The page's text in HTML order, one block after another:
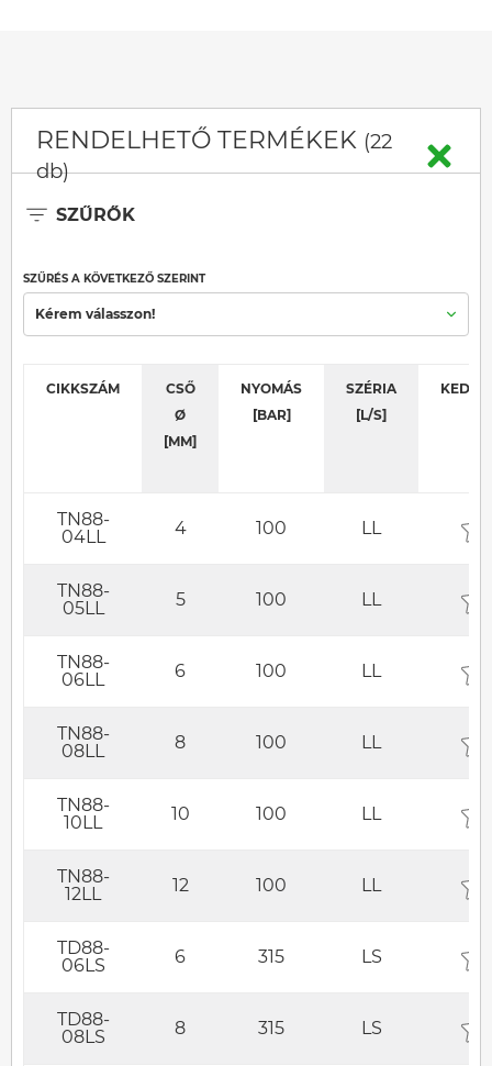
RENDELHETŐ TERMÉKEK (22
db)
SZŰRŐK
SZŰRÉS A KÖVETKEZŐ SZERINT
Kérem válasszon!
CIKKSZÁM
CSŐ
Ø
[MM]
NYOMÁS
[BAR]
SZÉRIA
[L/S]
TN88-
04LL
4 100 LL
TN88-
05LL
5 100 LL
TN88-
06LL
6 100 LL
TN88-
08LL
8 100 LL
TN88-
10LL
10 100 LL
TN88-
12LL
12 100 LL
TD88-
06LS
6 315 LS
TD88-
08LS
8 315 LS